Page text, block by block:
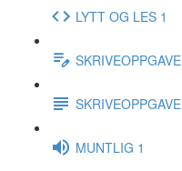
LYTT OG LES 1
MUNTLIG 1